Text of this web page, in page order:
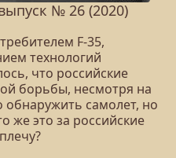
№ 26 (2020)
F-35,
технологий
что российские
борьбы, несмотря на
обнаружить самолет, но
же это за российские